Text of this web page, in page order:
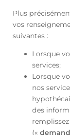
Plus
vos
suivantes :
Lorsque
services;
Lorsque
nos
des
(«